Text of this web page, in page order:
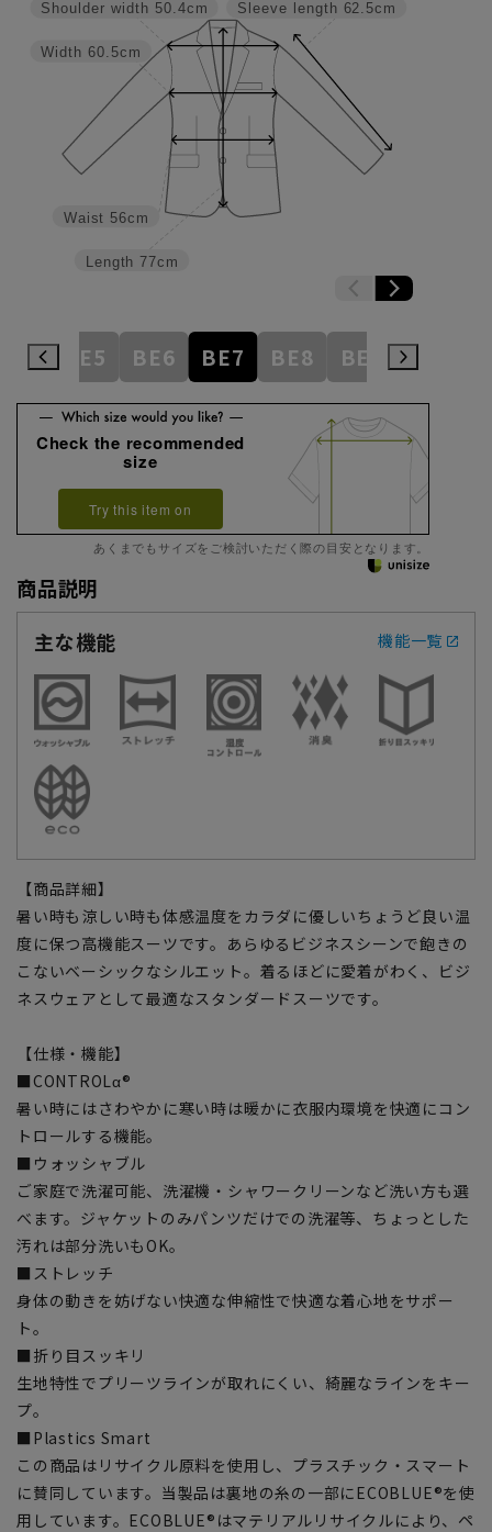
Sleeve length 62.5cm
Length 77cm
Waist 56cm
Width 60.5cm
Shoulder width 50.4cm
BE5 BE6 BE7 BE8 BE9 BE10
Check the recommended
size
Try this item on
あくまでもサイズをご検討いただく際の目安となります。
商品説明
主な機能
機能一覧
【商品詳細】
暑い時も涼しい時も体感温度をカラダに優しいちょうど良い温
度に保つ高機能スーツです。あらゆるビジネスシーンで飽きの
こないベーシックなシルエット。着るほどに愛着がわく、ビジ
ネスウェアとして最適なスタンダードスーツです。
【仕様・機能】
■CONTROLα®
暑い時にはさわやかに寒い時は暖かに衣服内環境を快適にコン
トロールする機能。
■ウォッシャブル
ご家庭で洗濯可能、洗濯機・シャワークリーンなど洗い方も選
べます。ジャケットのみパンツだけでの洗濯等、ちょっとした
汚れは部分洗いもOK。
■ストレッチ
身体の動きを妨げない快適な伸縮性で快適な着心地をサポー
ト。
■折り目スッキリ
生地特性でプリーツラインが取れにくい、綺麗なラインをキー
プ。
■Plastics Smart
この商品はリサイクル原料を使用し、プラスチック・スマート
に賛同しています。当製品は裏地の糸の一部にECOBLUE®を使
用しています。ECOBLUE®はマテリアルリサイクルにより、ペ